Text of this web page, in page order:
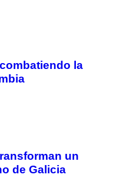
la
un
de Galicia